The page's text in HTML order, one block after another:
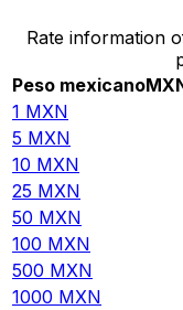
Rate information
Peso mexicano
1 MXN
5 MXN
10 MXN
25 MXN
50 MXN
100 MXN
500 MXN
1000 MXN